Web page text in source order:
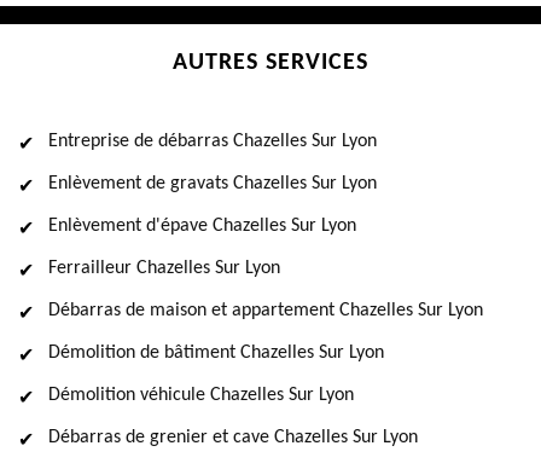
AUTRES SERVICES
Entreprise de débarras Chazelles Sur Lyon
Enlèvement de gravats Chazelles Sur Lyon
Enlèvement d'épave Chazelles Sur Lyon
Ferrailleur Chazelles Sur Lyon
Débarras de maison et appartement Chazelles Sur Lyon
Démolition de bâtiment Chazelles Sur Lyon
Démolition véhicule Chazelles Sur Lyon
Débarras de grenier et cave Chazelles Sur Lyon